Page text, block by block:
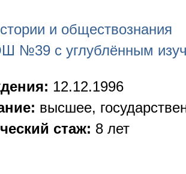
и обществознания
с углублённым
12.12.1996
высшее,
стаж: 8 лет